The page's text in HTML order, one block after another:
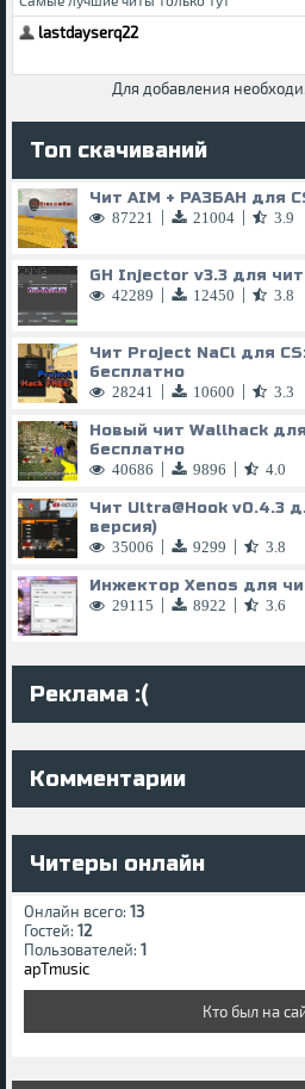
Для добавления
Топ скачиваний
Чит AIM + РАЗБАН для
87221 21004 3.9
GH Injector v3.3 для
42289 12450 3.8
Чит Project NaCl для
бесплатно
28241 10600 3.3
Новый чит Wallhack для
бесплатно
40686 9896 4.0
Чит Ultra@Hook v0.4.3
версия)
35006 9299 3.8
Инжектор Xenos для
29115 8922 3.6
Реклама :(
Комментарии
Читеры онлайн
Онлайн всего: 13
Гостей: 12
Пользователей: 1
apTmusic
Кто был на